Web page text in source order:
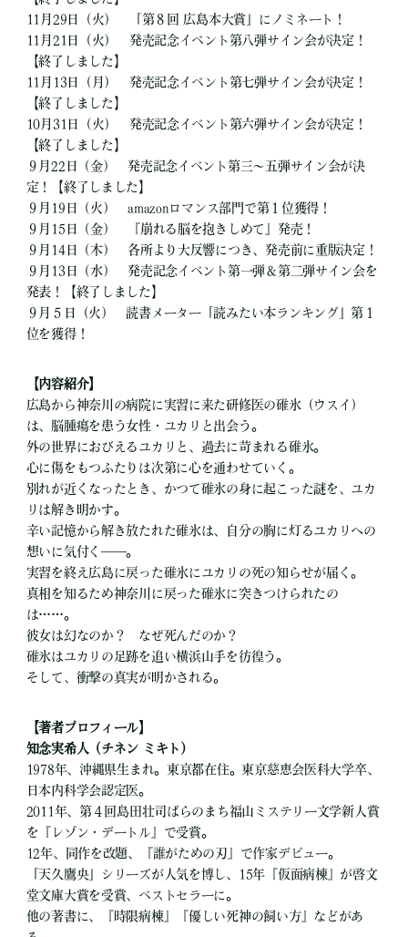
11月29日（火） 「第８回 広島本大賞」にノミネート！
11月21日（火） 発売記念イベント第八弾サイン会が決定！
【終了しました】
11月13日（月） 発売記念イベント第七弾サイン会が決定！
【終了しました】
10月31日（火） 発売記念イベント第六弾サイン会が決定！
【終了しました】
９月22日（金） 発売記念イベント第三～五弾サイン会が決
定！【終了しました】
９月19日（火） amazonロマンス部門で第１位獲得！
９月15日（金） 『崩れる脳を抱きしめて』発売！
９月14日（木） 各所より大反響につき、発売前に重版決定！
９月13日（水） 発売記念イベント第一弾＆第二弾サイン会を
発表！【終了しました】
９月５日（火） 読書メーター「読みたい本ランキング」第１
位を獲得！
【内容紹介】
広島から神奈川の病院に実習に来た研修医の碓氷（ウスイ）
は、脳腫瘍を患う女性・ユカリと出会う。
外の世界におびえるユカリと、過去に苛まれる碓氷。
心に傷をもつふたりは次第に心を通わせていく。
別れが近くなったとき、かつて碓氷の身に起こった謎を、ユカ
リは解き明かす。
辛い記憶から解き放たれた碓氷は、自分の胸に灯るユカリへの
想いに気付く――。
実習を終え広島に戻った碓氷にユカリの死の知らせが届く。
真相を知るため神奈川に戻った碓氷に突きつけられたの
は……。
彼女は幻なのか？ なぜ死んだのか？
碓氷はユカリの足跡を追い横浜山手を彷徨う。
そして、衝撃の真実が明かされる。
【著者プロフィール】
知念実希人（チネン ミキト）
1978年、沖縄県生まれ。東京都在住。東京慈恵会医科大学卒、
日本内科学会認定医。
2011年、第４回島田壮司ばらのまち福山ミステリー文学新人賞
を『レゾン・デートル』で受賞。
12年、同作を改題、『誰がための刃』で作家デビュー。
「天久鷹央」シリーズが人気を博し、15年『仮面病棟』が啓文
堂文庫大賞を受賞、ベストセラーに。
他の著書に、『時限病棟』『優しい死神の飼い方』などがあ